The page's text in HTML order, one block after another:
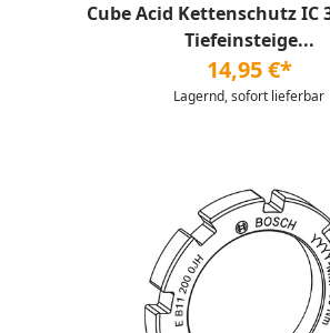
Cube Acid Kettenschutz IC
Tiefeinsteige...
14,95 €*
Lagernd, sofort lieferbar